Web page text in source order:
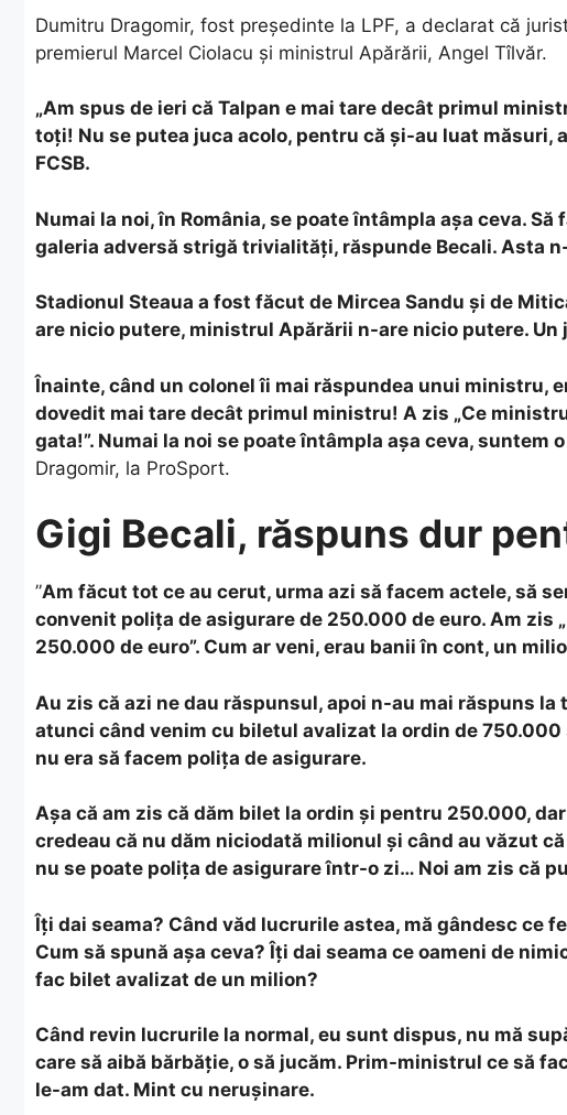
Dumitru Dragomir, fost președinte la LPF, a declarat că
premierul Marcel Ciolacu și ministrul Apărării, Angel Tîlvăr.
„Am spus de ieri că Talpan e mai tare decât primul
toți! Nu se putea juca acolo, pentru că și-au luat măsuri,
FCSB.
Numai la noi, în România, se poate întâmpla așa ceva.
galeria adversă strigă trivialități, răspunde Becali. Asta
Stadionul Steaua a fost făcut de Mircea Sandu și de
are nicio putere, ministrul Apărării n-are nicio putere.
Înainte, când un colonel îi mai răspundea unui ministru,
dovedit mai tare decât primul ministru! A zis „Ce
gata!”. Numai la noi se poate întâmpla așa ceva, suntem
Dragomir, la ProSport.
Gigi Becali, răspuns dur
”Am făcut tot ce au cerut, urma azi să facem actele, să
convenit polița de asigurare de 250.000 de euro. Am zis
250.000 de euro”. Cum ar veni, erau banii în cont, un
Au zis că azi ne dau răspunsul, apoi n-au mai răspuns
atunci când venim cu biletul avalizat la ordin de
nu era să facem polița de asigurare.
Așa că am zis că dăm bilet la ordin și pentru 250.000,
credeau că nu dăm niciodată milionul și când au văzut
nu se poate polița de asigurare într-o zi… Noi am zis că
Îți dai seama? Când văd lucrurile astea, mă gândesc ce
Cum să spună așa ceva? Îți dai seama ce oameni de
fac bilet avalizat de un milion?
Când revin lucrurile la normal, eu sunt dispus, nu mă
care să aibă bărbăție, o să jucăm. Prim-ministrul ce să
le-am dat. Mint cu nerușinare.